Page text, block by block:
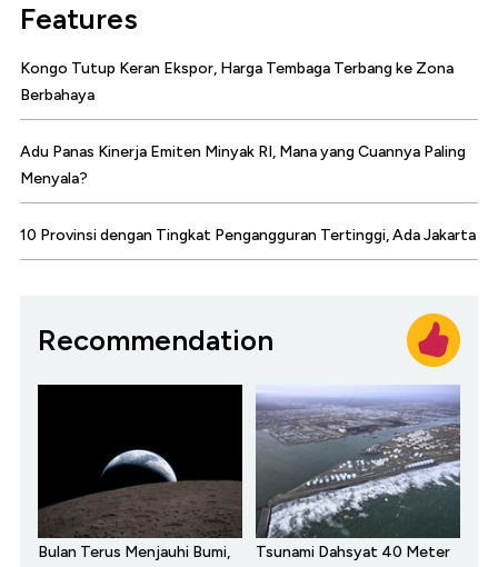
Features
Kongo Tutup Keran Ekspor, Harga Tembaga Terbang ke Zona
Berbahaya
Adu Panas Kinerja Emiten Minyak RI, Mana yang Cuannya Paling
Menyala?
10 Provinsi dengan Tingkat Pengangguran Tertinggi, Ada Jakarta
Recommendation
Bulan Terus Menjauhi Bumi,
Tsunami Dahsyat 40 Meter